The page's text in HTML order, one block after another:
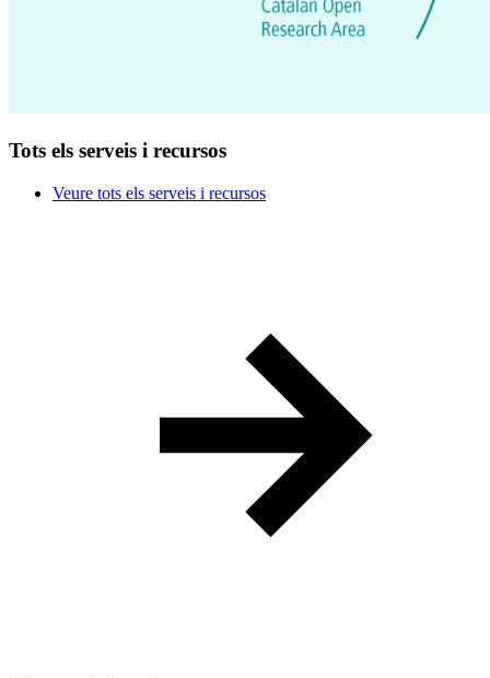
Tots els serveis i recursos
Veure tots els serveis i recursos